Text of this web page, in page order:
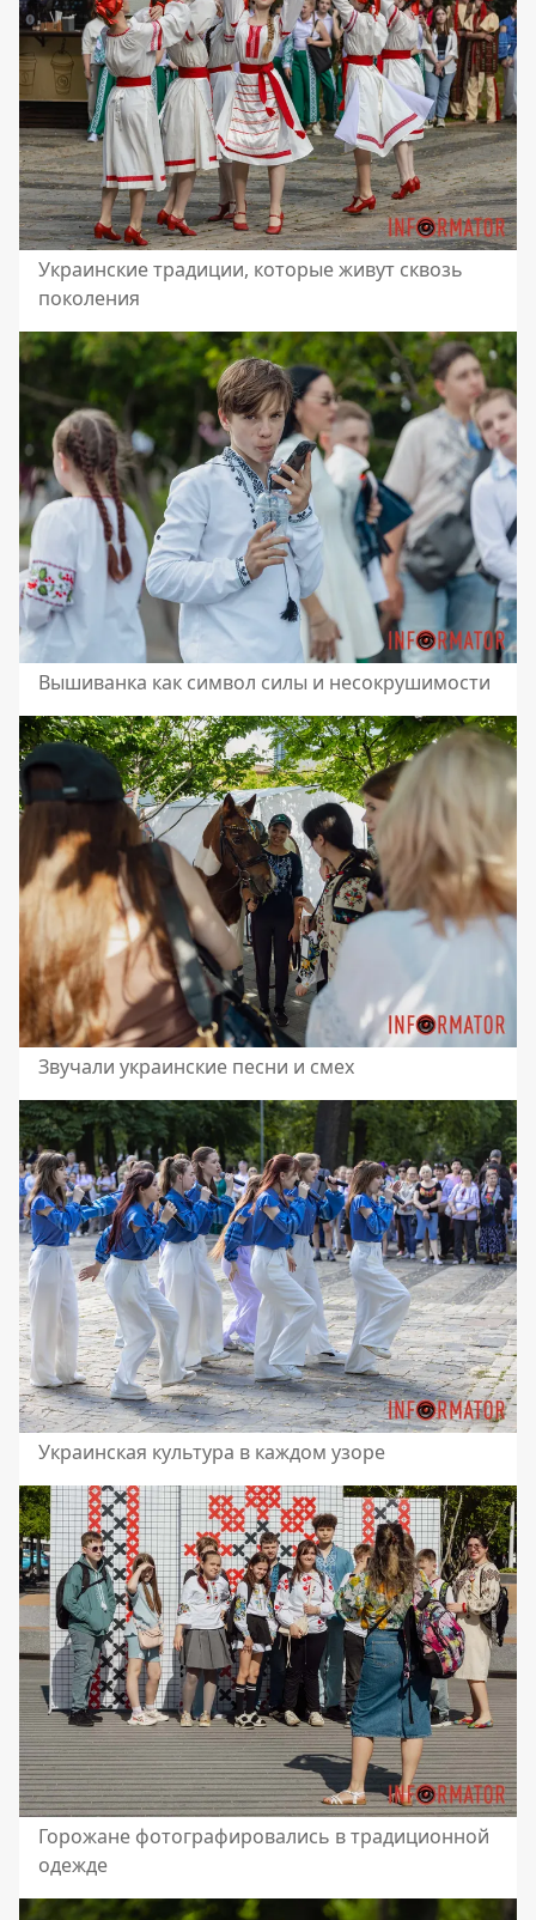
Украинские традиции, которые живут сквозь
поколения
Вышиванка как символ силы и несокрушимости
Звучали украинские песни и смех
Украинская культура в каждом узоре
Горожане фотографировались в традиционной
одежде